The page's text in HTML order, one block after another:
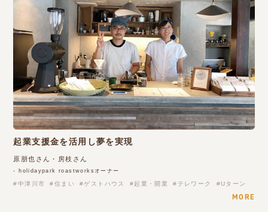
起業支援金を活用し夢を実現
原朋也さん・房枝さん
- holidaypark roastworksオーナー
中津川市 住まい ゲストハウス 起業・開業 テレワーク Uターン
MORE